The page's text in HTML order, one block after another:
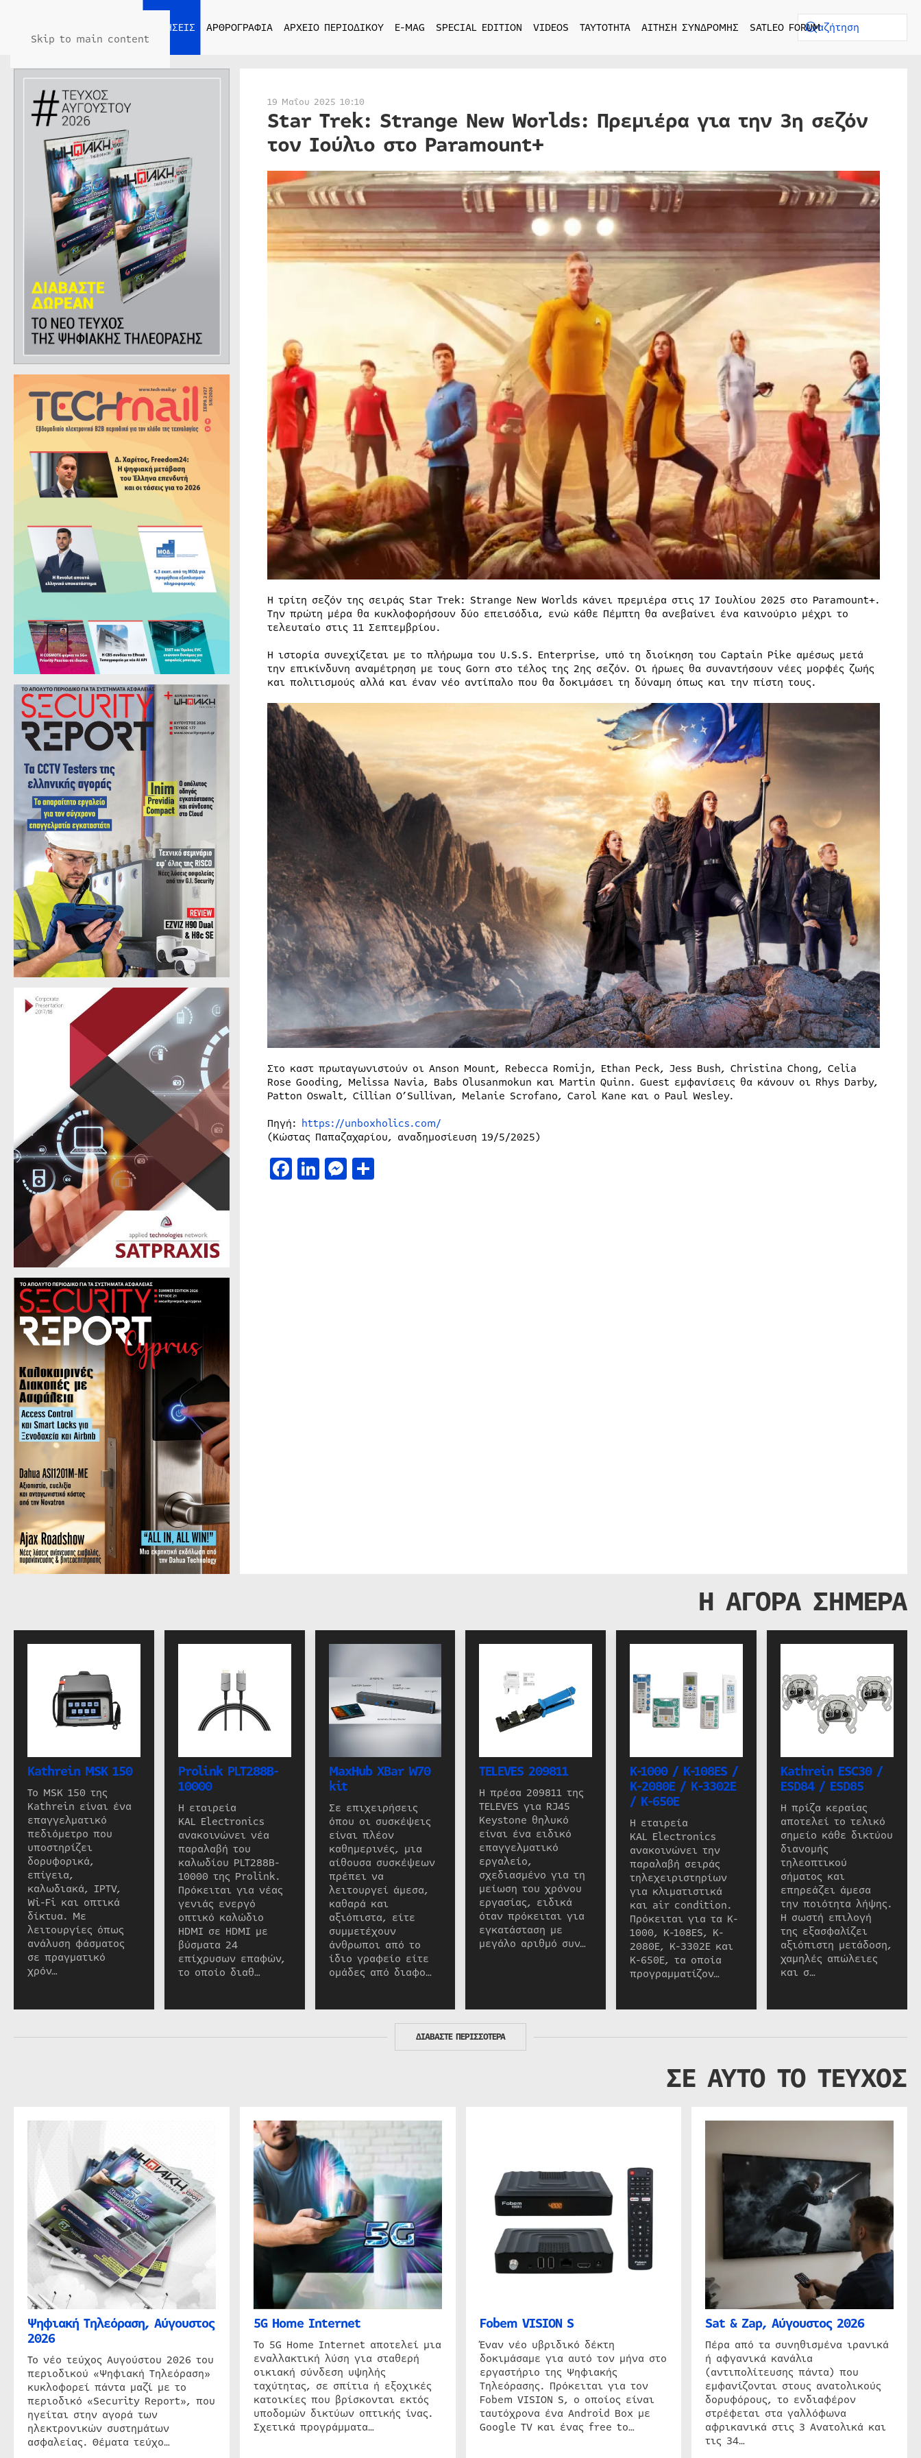
Skip to main content
ΕΙΔΗΣΕΙΣ ΑΡΘΡΟΓΡΑΦΙΑ ΑΡΧΕΙΟ ΠΕΡΙΟΔΙΚΟΥ E-MAG SPECIAL EDITION VIDEOS ΤΑΥΤΟΤΗΤΑ ΑΙΤΗΣΗ ΣΥΝΔΡΟΜΗΣ SATLEO FORUM
19 Μαΐου 2025 10:10
Star Trek: Strange New Worlds: Πρεμιέρα για την 3η σεζόν
τον Ιούλιο στο Paramount+
Η τρίτη σεζόν της σειράς Star Trek: Strange New Worlds κάνει πρεμιέρα στις 17 Ιουλίου 2025 στο Paramount+.
Την πρώτη μέρα θα κυκλοφορήσουν δύο επεισόδια, ενώ κάθε Πέμπτη θα ανεβαίνει ένα καινούριο μέχρι το
τελευταίο στις 11 Σεπτεμβρίου.
Η ιστορία συνεχίζεται με το πλήρωμα του U.S.S. Enterprise, υπό τη διοίκηση του Captain Pike αμέσως μετά
την επικίνδυνη αναμέτρηση με τους Gorn στο τέλος της 2ης σεζόν. Οι ήρωες θα συναντήσουν νέες μορφές ζωής
και πολιτισμούς αλλά και έναν νέο αντίπαλο που θα δοκιμάσει τη δύναμη όπως και την πίστη τους.
Στο καστ πρωταγωνιστούν οι Anson Mount, Rebecca Romijn, Ethan Peck, Jess Bush, Christina Chong, Celia
Rose Gooding, Melissa Navia, Babs Olusanmokun και Martin Quinn. Guest εμφανίσεις θα κάνουν οι Rhys Darby,
Patton Oswalt, Cillian O’Sullivan, Melanie Scrofano, Carol Kane και ο Paul Wesley.
Πηγή: https://unboxholics.com/
(Κώστας Παπαζαχαρίου, αναδημοσίευση 19/5/2025)
Facebook
LinkedIn
Messenger
Μοιραστείτε
Η ΑΓΟΡΑ ΣΗΜΕΡΑ
Kathrein MSK 150
Το MSK 150 της
Kathrein είναι ένα
επαγγελματικό
πεδιόμετρο που
υποστηρίζει
δορυφορικά,
επίγεια,
καλωδιακά, IPTV,
Wi-Fi και οπτικά
δίκτυα. Με
λειτουργίες όπως
ανάλυση φάσματος
σε πραγματικό
χρόν…
Prolink PLT288B-
10000
Η εταιρεία
KAL Electronics
ανακοινώνει νέα
παραλαβή του
καλωδίου PLT288B-
10000 της Prolink.
Πρόκειται για νέας
γενιάς ενεργό
οπτικό καλώδιο
HDMI σε HDMI με
βύσματα 24
επίχρυσων επαφών,
το οποίο διαθ…
MaxHub XBar W70
kit
Σε επιχειρήσεις
όπου οι συσκέψεις
είναι πλέον
καθημερινές, μια
αίθουσα συσκέψεων
πρέπει να
λειτουργεί άμεσα,
καθαρά και
αξιόπιστα, είτε
συμμετέχουν
άνθρωποι από το
ίδιο γραφείο είτε
ομάδες από διαφο…
TELEVES 209811
Η πρέσα 209811 της
TELEVES για RJ45
Keystone θηλυκό
είναι ένα ειδικό
επαγγελματικό
εργαλείο,
σχεδιασμένο για τη
μείωση του χρόνου
εργασίας, ειδικά
όταν πρόκειται για
εγκατάσταση με
μεγάλο αριθμό συν…
K-1000 / K-108ES /
K-2080E / K-3302E
/ K-650E
Η εταιρεία
KAL Electronics
ανακοινώνει την
παραλαβή σειράς
τηλεχειριστηρίων
για κλιματιστικά
και air condition.
Πρόκειται για τα K-
1000, K-108ES, K-
2080E, K-3302E και
K-650E, τα οποία
προγραμματίζον…
Kathrein ESC30 /
ESD84 / ESD85
Η πρίζα κεραίας
αποτελεί το τελικό
σημείο κάθε δικτύου
διανομής
τηλεοπτικού
σήματος και
επηρεάζει άμεσα
την ποιότητα λήψης.
Η σωστή επιλογή
της εξασφαλίζει
αξιόπιστη μετάδοση,
χαμηλές απώλειες
και σ…
ΔΙΑΒΑΣΤΕ ΠΕΡΙΣΣΟΤΕΡΑ
ΣΕ ΑΥΤΟ ΤΟ ΤΕΥΧΟΣ
Ψηφιακή Τηλεόραση, Αύγουστος
2026
Το νέο τεύχος Αυγούστου 2026 του
περιοδικού «Ψηφιακή Τηλεόραση»
κυκλοφορεί πάντα μαζί με το
περιοδικό «Security Report», που
ηγείται στην αγορά των
ηλεκτρονικών συστημάτων
ασφαλείας. Θέματα τεύχο…
5G Home Internet
Το 5G Home Internet αποτελεί μια
εναλλακτική λύση για σταθερή
οικιακή σύνδεση υψηλής
ταχύτητας, σε σπίτια ή εξοχικές
κατοικίες που βρίσκονται εκτός
υποδομών δικτύων οπτικής ίνας.
Σχετικά προγράμματα…
Fobem VISION S
Έναν νέο υβριδικό δέκτη
δοκιμάσαμε για αυτό τον μήνα στο
εργαστήριο της Ψηφιακής
Τηλεόρασης. Πρόκειται για τον
Fobem VISION S, ο οποίος είναι
ταυτόχρονα ένα Android Box με
Google TV και ένας free to…
Sat & Zap, Αύγουστος 2026
Πέρα από τα συνηθισμένα ιρανικά
ή αφγανικά κανάλια
(αντιπολίτευσης πάντα) που
εμφανίζονται στους ανατολικούς
δορυφόρους, το ενδιαφέρον
στρέφεται στα γαλλόφωνα
αφρικανικά στις 3 Ανατολικά και
τις 34…